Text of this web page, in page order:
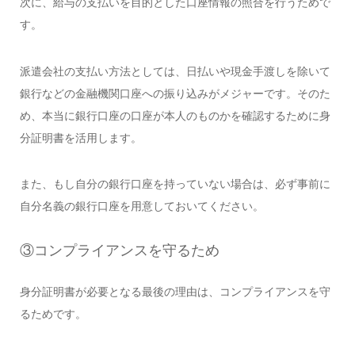
す。
派遣会社の支払い方法としては、日払いや現金手渡しを除いて
銀行などの金融機関口座への振り込みがメジャーです。そのた
め、本当に銀行口座の口座が本人のものかを確認するために身
分証明書を活用します。
また、もし自分の銀行口座を持っていない場合は、必ず事前に
自分名義の銀行口座を用意しておいてください。
③コンプライアンスを守るため
身分証明書が必要となる最後の理由は、コンプライアンスを守
るためです。